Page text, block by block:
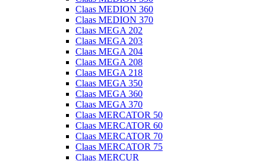
Claas MEDION 360
Claas MEDION 370
Claas MEGA 202
Claas MEGA 203
Claas MEGA 204
Claas MEGA 208
Claas MEGA 218
Claas MEGA 350
Claas MEGA 360
Claas MEGA 370
Claas MERCATOR 50
Claas MERCATOR 60
Claas MERCATOR 70
Claas MERCATOR 75
Claas MERCUR